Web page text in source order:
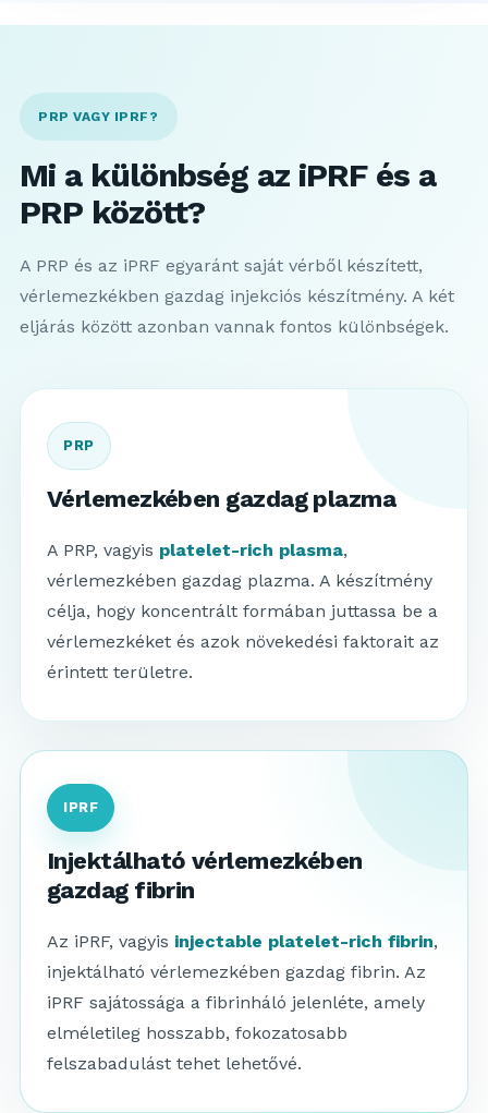
PRP VAGY IPRF?
Mi a különbség az iPRF és a
PRP között?
A PRP és az iPRF egyaránt saját vérből készített,
vérlemezkékben gazdag injekciós készítmény. A két
eljárás között azonban vannak fontos különbségek.
PRP
Vérlemezkében gazdag plazma
A PRP, vagyis platelet-rich plasma,
vérlemezkében gazdag plazma. A készítmény
célja, hogy koncentrált formában juttassa be a
vérlemezkéket és azok növekedési faktorait az
érintett területre.
IPRF
Injektálható vérlemezkében
gazdag fibrin
Az iPRF, vagyis injectable platelet-rich fibrin,
injektálható vérlemezkében gazdag fibrin. Az
iPRF sajátossága a fibrinháló jelenléte, amely
elméletileg hosszabb, fokozatosabb
felszabadulást tehet lehetővé.